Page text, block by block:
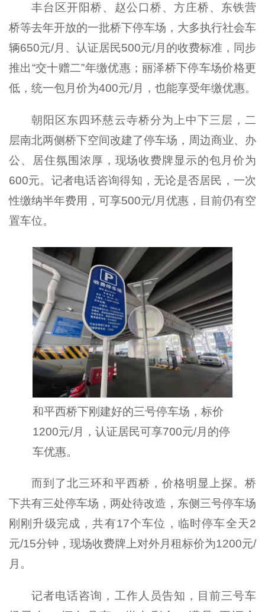
丰台区开阳桥、赵公口桥、方庄桥、东铁营
桥等去年开放的一批桥下停车场，大多执行社会车
辆650元/月、认证居民500元/月的收费标准，同步
推出“交十赠二”年缴优惠；丽泽桥下停车场价格更
低，统一包月价为400元/月，也能享受年缴优惠。
朝阳区东四环慈云寺桥分为上中下三层，二
层南北两侧桥下空间改建了停车场，周边商业、办
公、居住氛围浓厚，现场收费牌显示的包月价为
600元。记者电话咨询得知，无论是否居民，一次
性缴纳半年费用，可享500元/月优惠，目前仍有空
置车位。
和平西桥下刚建好的三号停车场，标价
1200元/月，认证居民可享700元/月的停
车优惠。
而到了北三环和平西桥，价格明显上探。桥
下共有三处停车场，两处待改造，东侧三号停车场
刚刚升级完成，共有17个车位，临时停车全天2
元/15分钟，现场收费牌上对外月租标价为1200元/
月。
记者电话咨询，工作人员告知，目前三号车